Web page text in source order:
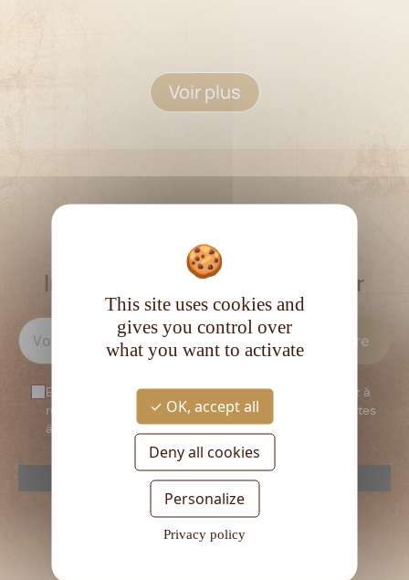
Voir plus
RESTEZ INFORMÉ
Inscrivez-vous à la newsletter
En vous inscrivant à notre newsletter, vous consentez à
recevoir notre newsletter. Vous confirmez que vous êtes
âgé d’au moins 18 ans.
reCAPTCHA is disabled. Allow
champ
This site uses cookies and
gives you control over
what you want to activate
OK, accept all
Deny all cookies
Personalize
Privacy policy